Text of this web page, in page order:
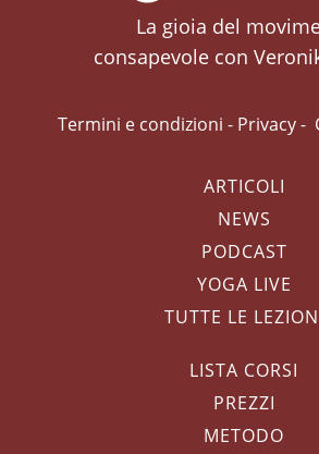
La gioia del
consapevole con
Termini e condizioni - Privacy-
ARTICOLI
NEWS
PODCAST
YOGA LIVE
TUTTE LE
LISTA CORSI
PREZZI
METODO